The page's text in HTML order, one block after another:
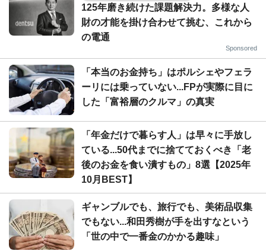
125年磨き続けた課題解決力。多様な人
財の才能を掛け合わせて挑む、これから
の電通
Sponsored
「本当のお金持ち」はポルシェやフェラ
ーリには乗っていない...FPが実際に目に
した「富裕層のクルマ」の真実
「年金だけで暮らす人」は早々に手放し
ている...50代までに捨てておくべき「老
後のお金を食い潰すもの」8選【2025年
10月BEST】
ギャンブルでも、旅行でも、美術品収集
でもない...和田秀樹が手を出すなという
「世の中で一番金のかかる趣味」